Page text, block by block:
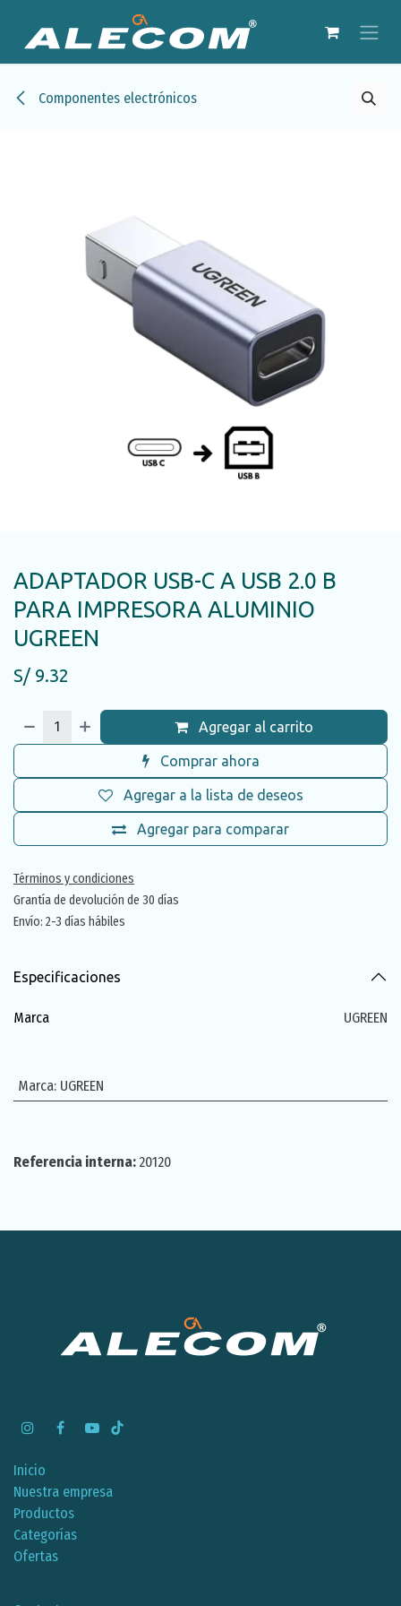
Componentes electrónicos
ADAPTADOR USB-C A USB 2.0 B
PARA IMPRESORA ALUMINIO
UGREEN
S/ 9.32
Agregar al carrito
Comprar ahora
Agregar para comparar
Agregar a la lista de deseos
Términos y condiciones
Grantía de devolución de 30 días
Envío: 2-3 días hábiles
Especificaciones
Marca UGREEN
Marca: UGREEN
Referencia interna: 20120
Inicio
Nuestra empresa
Productos
Categorías
Ofertas